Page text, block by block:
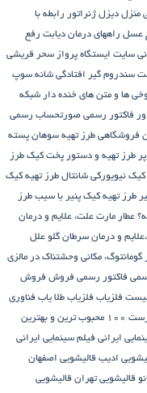
منزل دیزل ژنراتور رابطه با
عسل راههای درمان دیابت رفع
سایت ایستگاه پرواز سحر قریشی
سندروم گیر افتادگی شانه سوپ
ها و متن های خنده دار شبکه
فاکتور رسمی صورتحساب رسمی
فروشگاهی طرز تهیه سوهان پسته
طرز تهیه و دستور پخت کیک طرز
نیویورکی شانتال طرز تهیه کیک
طرز تهیه کیک پنیر با سیب طرز
عطار مارت علت، علایم و درمان
و درمان سرطان گلو علل
گومانتوگ، مکانی وحشتناک در مالزی
فاکتور رسمی فروش فروش
فلزیاب فلزیاب طلا یاب فناوری
فهرست ۱۰۰ محبوب ترین و بهترین
ایرانی فیلم سینمایی ایرانی
ادیب قالیشویی اصفهان
قالیشویی تهران قالیشویی